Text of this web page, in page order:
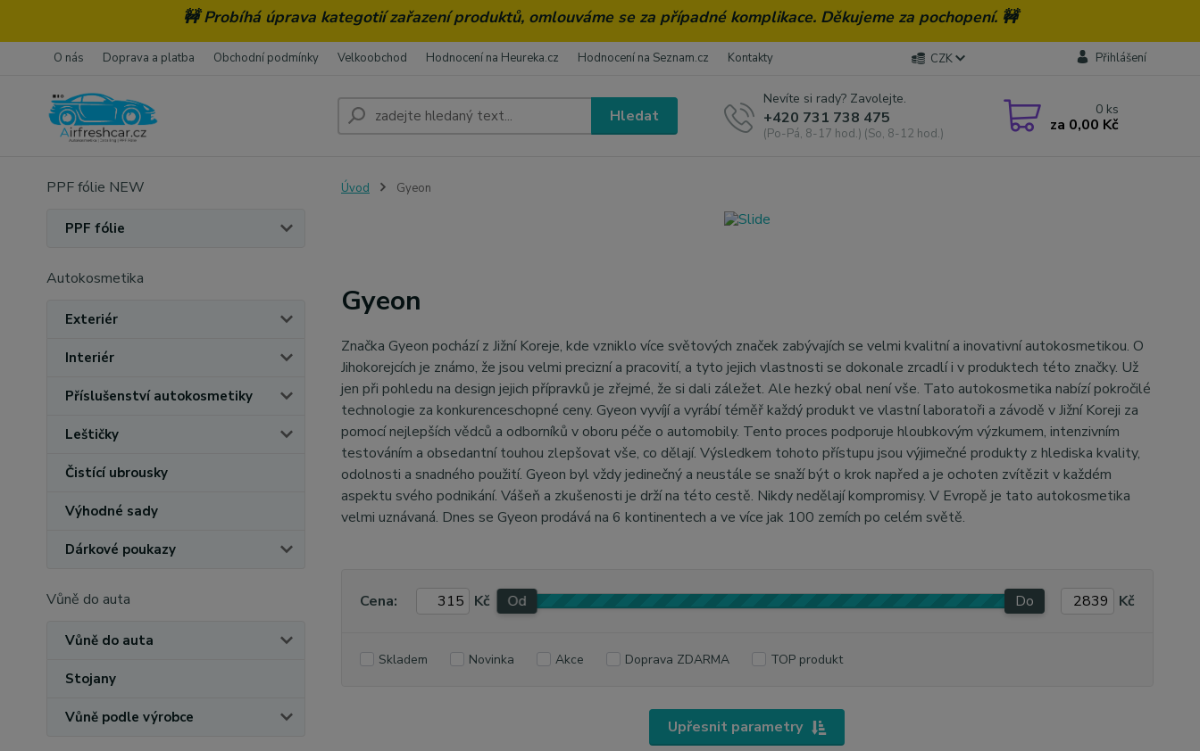
🚧 Probíhá úprava kategotií zařazení produktů, omlouváme se za případné komplikace. Děkujeme za pochopení. 🚧
O nás Doprava a platba Obchodní podmínky Velkoobchod Hodnocení na Heureka.cz Hodnocení na Seznam.cz Kontakty CZK Přihlášení
Hledat
Nevíte si rady? Zavolejte.
+420 731 738 475
(Po-Pá, 8-17 hod.) (So, 8-12 hod.)
0 ks
za 0,00 Kč
PPF fólie NEW
PPF fólie
Autokosmetika
Exteriér
Interiér
Příslušenství autokosmetiky
Leštičky
Čistící ubrousky
Výhodné sady
Dárkové poukazy
Vůně do auta
Vůně do auta
Stojany
Vůně podle výrobce
Úvod Gyeon
Gyeon
Značka Gyeon pochází z Jižní Koreje, kde vzniklo více světových značek zabývajích se velmi kvalitní a inovativní autokosmetikou. O
Jihokorejcích je známo, že jsou velmi precizní a pracovití, a tyto jejich vlastnosti se dokonale zrcadlí i v produktech této značky. Už
jen při pohledu na design jejich přípravků je zřejmé, že si dali záležet. Ale hezký obal není vše. Tato autokosmetika nabízí pokročilé
technologie za konkurenceschopné ceny. Gyeon vyvíjí a vyrábí téměř každý produkt ve vlastní laboratoři a závodě v Jižní Koreji za
pomocí nejlepších vědců a odborníků v oboru péče o automobily. Tento proces podporuje hloubkovým výzkumem, intenzivním
testováním a obsedantní touhou zlepšovat vše, co dělají. Výsledkem tohoto přístupu jsou výjimečné produkty z hlediska kvality,
odolnosti a snadného použití. Gyeon byl vždy jedinečný a neustále se snaží být o krok napřed a je ochoten zvítězit v každém
aspektu svého podnikání. Vášeň a zkušenosti je drží na této cestě. Nikdy nedělají kompromisy. V Evropě je tato autokosmetika
velmi uznávaná. Dnes se Gyeon prodává na 6 kontinentech a ve více jak 100 zemích po celém světě.
Upřesnit parametry
Cena: Kč Od Do Kč
Skladem Novinka Akce Doprava ZDARMA TOP produkt